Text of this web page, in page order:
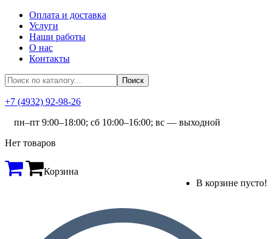
Оплата и доставка
Услуги
Наши работы
О нас
Контакты
+7 (4932) 92-98-26
пн–пт 9:00–18:00; сб 10:00–16:00; вс — выходной
Нет товаров
Корзина
В корзине пусто!